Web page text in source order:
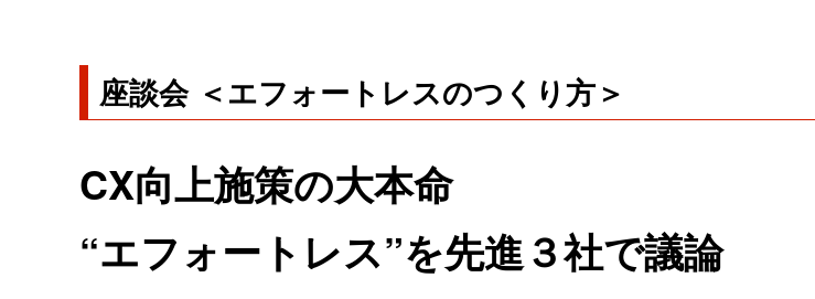
座談会 ＜エフォートレスのつくり方＞
CX向上施策の大本命
“エフォートレス”を先進３社で議論